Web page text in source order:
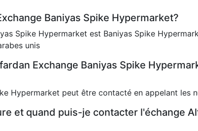
Baniyas Spike Hypermarket?
Spike Hypermarket est Baniyas Spike
unis
Exchange Baniyas Spike
Hypermarket peut être contacté en appelant les
et quand puis-je contacter l'échange